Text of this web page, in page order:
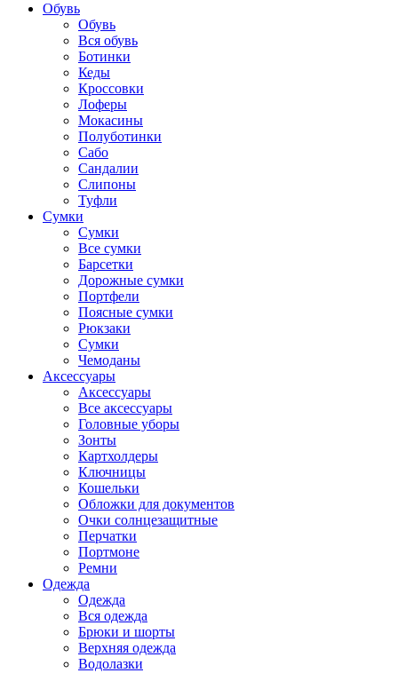
Обувь
Обувь
Вся обувь
Ботинки
Кеды
Кроссовки
Лоферы
Мокасины
Полуботинки
Сабо
Сандалии
Слипоны
Туфли
Сумки
Сумки
Все сумки
Барсетки
Дорожные сумки
Портфели
Поясные сумки
Рюкзаки
Сумки
Чемоданы
Аксессуары
Аксессуары
Все аксессуары
Головные уборы
Зонты
Картхолдеры
Ключницы
Кошельки
Обложки для документов
Очки солнцезащитные
Перчатки
Портмоне
Ремни
Одежда
Одежда
Вся одежда
Брюки и шорты
Верхняя одежда
Водолазки